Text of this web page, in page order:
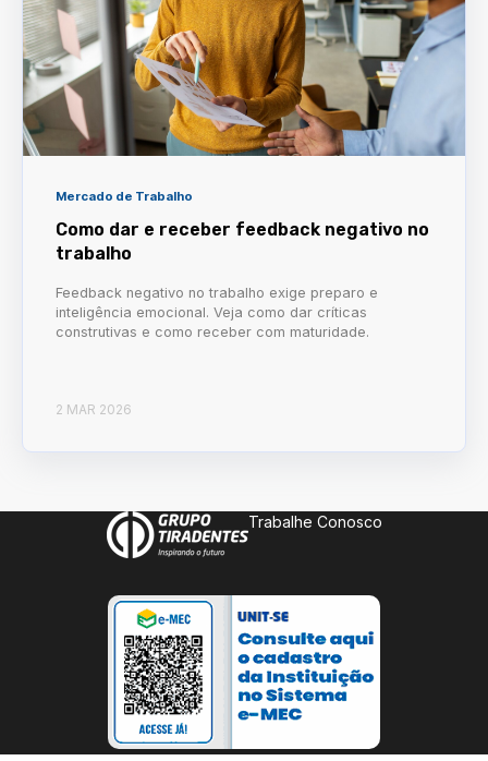
Mercado de Trabalho
Como dar e receber feedback negativo no
trabalho
Feedback negativo no trabalho exige preparo e
inteligência emocional. Veja como dar críticas
construtivas e como receber com maturidade.
2 MAR 2026
Trabalhe Conosco